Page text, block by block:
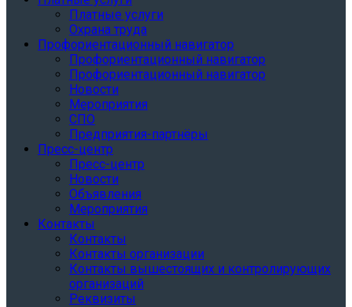
Платные услуги
Охрана труда
Профориентационный навигатор
Профориентационный навигатор
Профориентационный навигатор
Новости
Мероприятия
СПО
Предприятия-партнёры
Пресс-центр
Пресс-центр
Новости
Объявления
Мероприятия
Контакты
Контакты
Контакты организации
Контакты вышестоящих и контролирующих
организаций
Реквизиты